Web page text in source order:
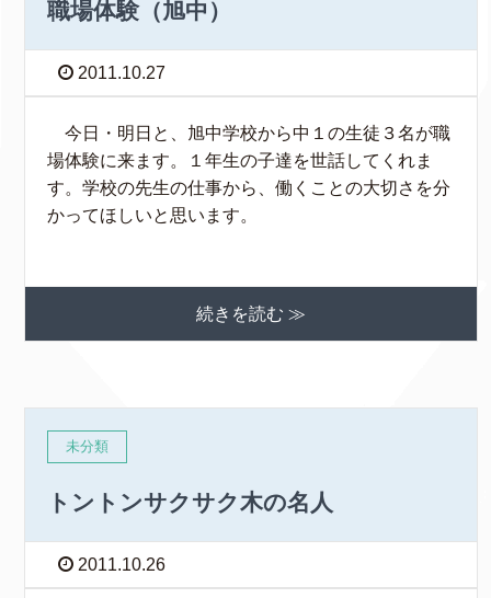
職場体験（旭中）
2011.10.27
今日・明日と、旭中学校から中１の生徒３名が職
場体験に来ます。１年生の子達を世話してくれま
す。学校の先生の仕事から、働くことの大切さを分
かってほしいと思います。
続きを読む ≫
未分類
トントンサクサク木の名人
2011.10.26